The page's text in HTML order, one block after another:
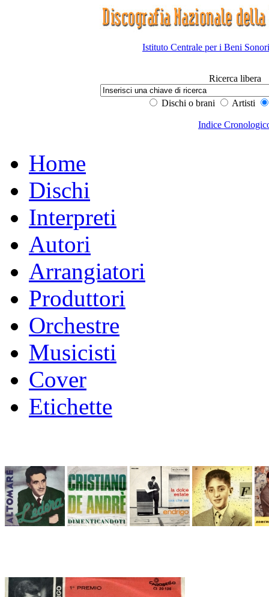
Istituto Centrale per i Beni
Ricerca libera
Dischi o brani Artisti
Indice
Home
Dischi
Interpreti
Autori
Arrangiatori
Produttori
Orchestre
Musicisti
Cover
Etichette